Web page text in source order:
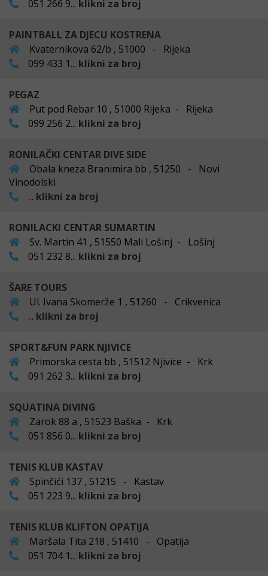
051 266 9... klikni za broj
PAINTBALL ZA DJECU KOSTRENA
Kvaternikova 62/b , 51000 - Rijeka
099 433 1... klikni za broj
PEGAZ
Put pod Rebar 10 , 51000 Rijeka - Rijeka
099 256 2... klikni za broj
RONILAČKI CENTAR DIVE SIDE
Obala kneza Branimira bb , 51250 - Novi
Vinodolski
... klikni za broj
RONILACKI CENTAR SUMARTIN
Sv. Martin 41 , 51550 Mali Lošinj - Lošinj
051 232 8... klikni za broj
ŠARE TOURS
Ul. Ivana Skomerže 1 , 51260 - Crikvenica
... klikni za broj
SPORT&FUN PARK NJIVICE
Primorska cesta bb , 51512 Njivice - Krk
091 262 3... klikni za broj
SQUATINA DIVING
Zarok 88 a , 51523 Baška - Krk
051 856 0... klikni za broj
TENIS KLUB KASTAV
Spinčići 137 , 51215 - Kastav
051 223 9... klikni za broj
TENIS KLUB KLIFTON OPATIJA
Maršala Tita 218 , 51410 - Opatija
051 704 1... klikni za broj